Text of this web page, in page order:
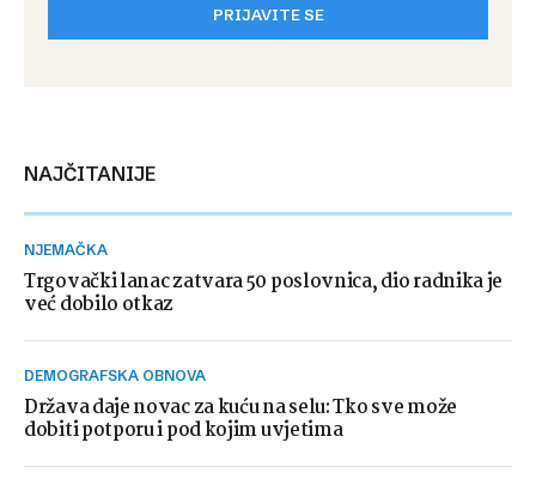
PRIJAVITE SE
NAJČITANIJE
NJEMAČKA
Trgovački lanac zatvara 50 poslovnica, dio radnika je
već dobilo otkaz
DEMOGRAFSKA OBNOVA
Država daje novac za kuću na selu: Tko sve može
dobiti potporu i pod kojim uvjetima